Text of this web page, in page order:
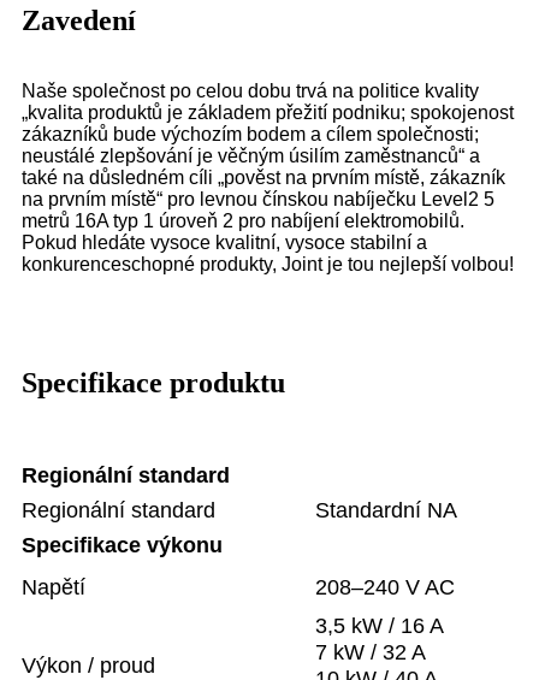
Zavedení
Naše společnost po celou dobu trvá na politice kvality
„kvalita produktů je základem přežití podniku; spokojenost
zákazníků bude výchozím bodem a cílem společnosti;
neustálé zlepšování je věčným úsilím zaměstnanců“ a
také na důsledném cíli „pověst na prvním místě, zákazník
na prvním místě“ pro levnou čínskou nabíječku Level2 5
metrů 16A typ 1 úroveň 2 pro nabíjení elektromobilů.
Pokud hledáte vysoce kvalitní, vysoce stabilní a
konkurenceschopné produkty, Joint je tou nejlepší volbou!
Specifikace produktu
Regionální standard
Regionální standard
Standardní NA
Specifikace výkonu
Napětí
208–240 V AC
Výkon / proud
3,5 kW / 16 A
7 kW / 32 A